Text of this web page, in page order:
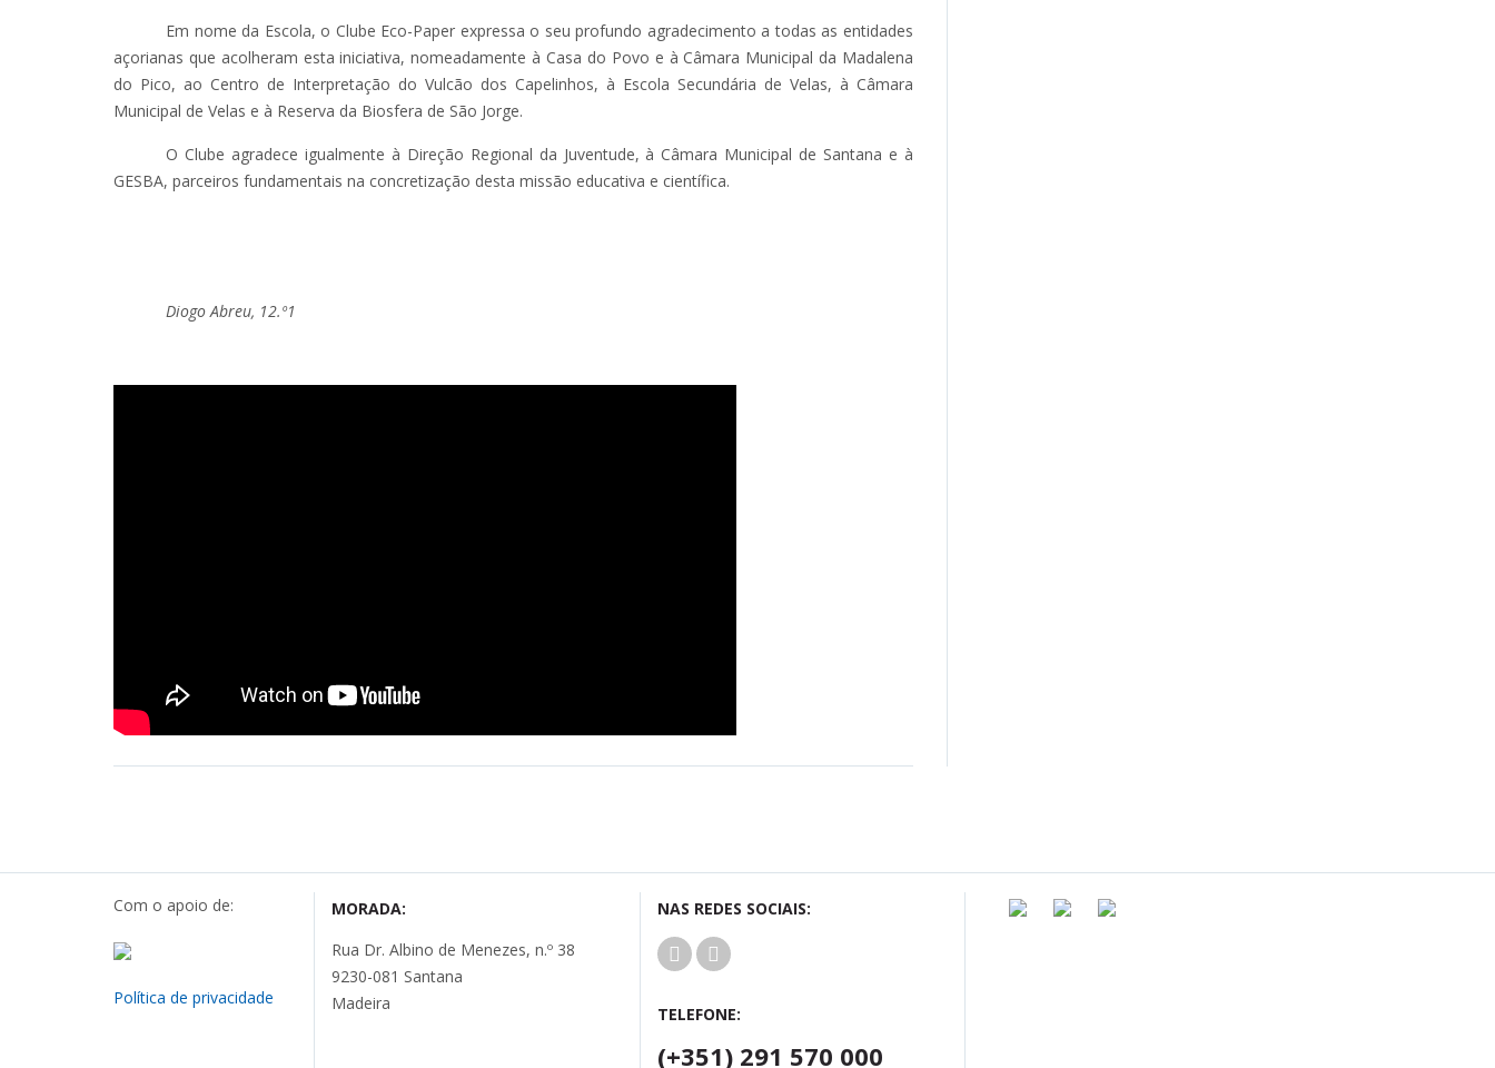
Em nome da Escola, o Clube Eco-Paper expressa o seu profundo agradecimento a todas as entidades
açorianas que acolheram esta iniciativa, nomeadamente à Casa do Povo e à Câmara Municipal da Madalena
do Pico, ao Centro de Interpretação do Vulcão dos Capelinhos, à Escola Secundária de Velas, à Câmara
Municipal de Velas e à Reserva da Biosfera de São Jorge.
O Clube agradece igualmente à Direção Regional da Juventude, à Câmara Municipal de Santana e à
GESBA, parceiros fundamentais na concretização desta missão educativa e científica.
Diogo Abreu, 12.º1
Com o apoio de:
Política de privacidade
MORADA:
Rua Dr. Albino de Menezes, n.º 38
9230-081 Santana
Madeira
NAS REDES SOCIAIS:
TELEFONE:
(+351) 291 570 000